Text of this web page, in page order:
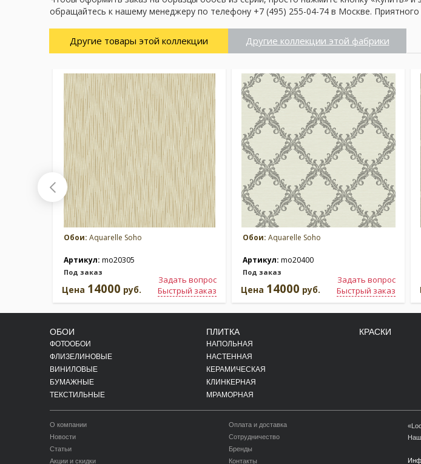
обращайтесь к нашему менеджеру по телефону +7 (495) 255-04-74 в Москве. Приятного
Другие товары этой коллекции Другие коллекции этой фабрики
Обои: Aquarelle Soho
Артикул: mo20305
Под заказ
Задать вопрос
Быстрый заказ
Цена 14000 руб.
Обои: Aquarelle Soho
Артикул: mo20400
Под заказ
Задать вопрос
Быстрый заказ
Цена 14000 руб.
ОБОИ
ФОТООБОИ
ФЛИЗЕЛИНОВЫЕ
ВИНИЛОВЫЕ
БУМАЖНЫЕ
ТЕКСТИЛЬНЫЕ
ПЛИТКА
НАПОЛЬНАЯ
НАСТЕННАЯ
КЕРАМИЧЕСКАЯ
КЛИНКЕРНАЯ
МРАМОРНАЯ
КРАСКИ
О компании
Новости
Статьи
Акции и скидки
Оплата и доставка
Сотрудничество
Бренды
Контакты
Наш